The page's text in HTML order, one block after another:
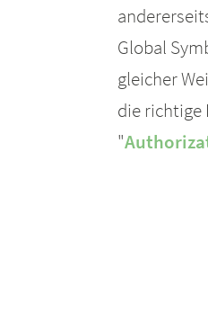
Global
gleicher
die richtige
"